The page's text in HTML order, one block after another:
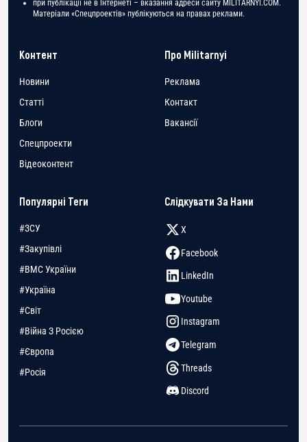
при публікації не в Інтернеті – вказання адреси сайту MILITARNYI.COM.
Матеріали «Спецпроектів» публікуються на правах реклами.
Контент
Новини
Статті
Блоги
Спецпроекти
Відеоконтент
Про Militarnyi
Реклама
Контакт
Вакансії
Популярні Теги
#ЗСУ
#Закупівлі
#ВМС України
#Україна
#Світ
#Війна З Росією
#Європа
#Росія
Слідкувати За Нами
X
Facebook
LinkedIn
Youtube
Instagram
Telegram
Threads
Discord